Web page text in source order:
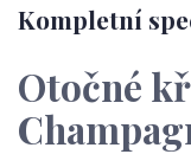
Kompletní
Otočné